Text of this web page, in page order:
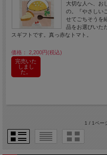
大切な人へ、お
の。『やさしい
せてごちそうを
品をお選びいた
スギフトです。真っ赤なトマト。
価格： 2,200円(税込)
完売いた
しまし
た。
1 / 1ペー